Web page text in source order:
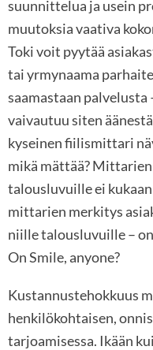
suunnittelua ja usein
muutoksia vaativa
Toki voit pyytää
tai yrmynaama
saamastaan palvelusta
vaivautuu siten
kyseinen fiilismittari
mikä mättää?
talousluvuille ei
mittarien merkitys
niille talousluvuille –
On Smile, anyone?
Kustannustehokkuus
henkilökohtaisen,
tarjoamisessa. Ikään